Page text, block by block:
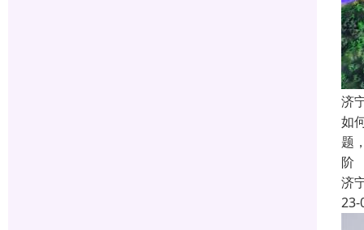
济
如
题
阶
济
23-